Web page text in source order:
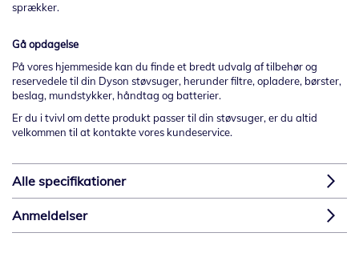
sprækker.
Gå opdagelse
På vores hjemmeside kan du finde et bredt udvalg af tilbehør og
reservedele til din Dyson støvsuger, herunder filtre, opladere, børster,
beslag, mundstykker, håndtag og batterier.
Er du i tvivl om dette produkt passer til din støvsuger, er du altid
velkommen til at kontakte vores kundeservice.
Alle specifikationer
Anmeldelser